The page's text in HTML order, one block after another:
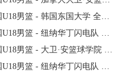
男篮 - 韩国东国大学 全场录像
篮 - 纽纳华丁闪电队 全场录像
篮 - 大卫·安篮球学院 全场录像
篮 - 纽纳华丁闪电队 全场录像